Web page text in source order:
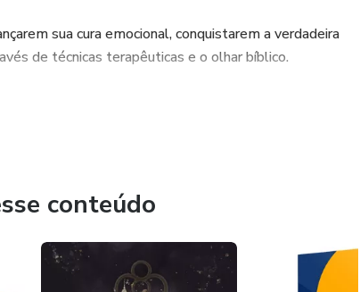
sua cura emocional, conquistarem a verdadeira
de técnicas terapêuticas e o olhar bíblico.
conteúdo